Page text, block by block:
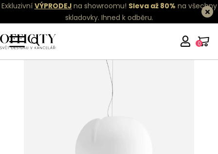
Exkluzivní VÝPRODEJ na showroomu! Sleva až 80% na všechny
skladovky. Ihned k odběru.
0